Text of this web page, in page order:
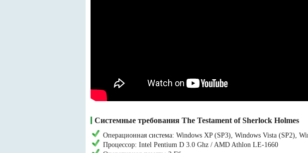
Системные требования The Testament of Sherlock Holmes
Операционная система: Windows XP (SP3), Windows Vista (SP2),
Процессор: Intel Pentium D 3.0 Ghz / AMD Athlon LE-1660